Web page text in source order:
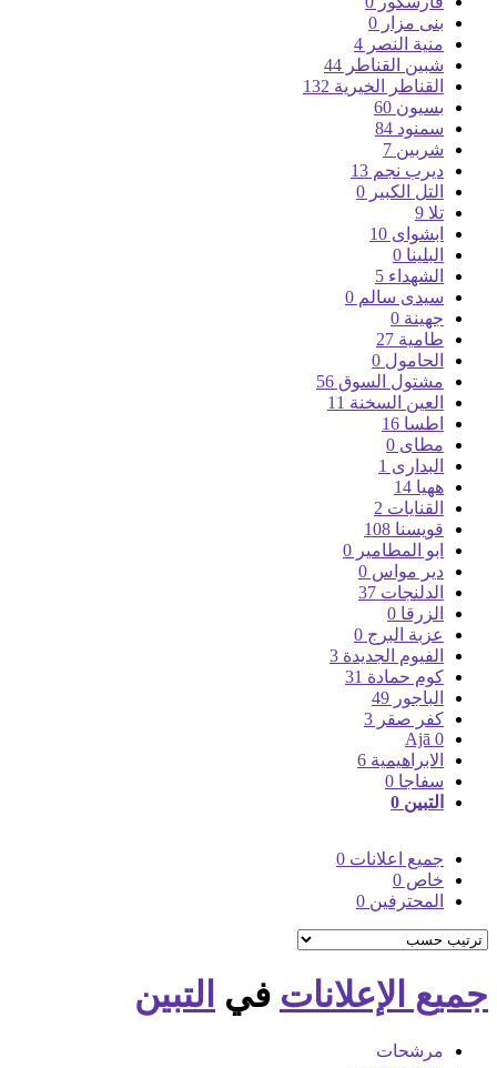
بنى مزار 0
منية النصر 4
شبين القناطر 44
القناطر الخيرية 132
بسيون 60
سمنود 84
شربين 7
ديرب نجم 13
التل الكبير 0
تلا 9
ابشواى 10
البلينا 0
الشهداء 5
سيدى سالم 0
جهينة 0
طامية 27
الحامول 0
مشتول السوق 56
العين السخنة 11
اطسا 16
مطاى 0
البدارى 1
ههيا 14
القنايات 2
قويسنا 108
ابو المطامير 0
دير مواس 0
الدلنجات 37
الزرقا 0
عزبة البرج 0
الفيوم الجديدة 3
كوم حمادة 31
الباجور 49
كفر صقر 3
Ajā 0
الابراهيمية 6
سفاجا 0
التبين 0
جميع اعلانات 0
خاص 0
المحترفين 0
جميع الإعلانات في التبين
مرشحات